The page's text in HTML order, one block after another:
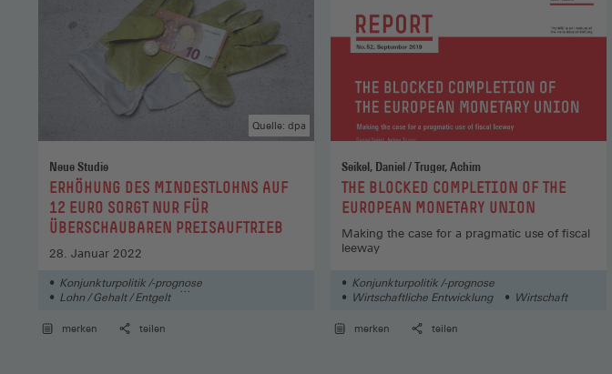
Neue Studie
:ERHÖHUNG DES MINDESTLOHNS AUF
12 EURO SORGT NUR FÜR
ÜBERSCHAUBAREN PREISAUFTRIEB
Quelle: dpa
28. Januar 2022
Konjunkturpolitik /-prognose
Lohn / Gehalt / Entgelt
merken
teilen
Seikel, Daniel / Truger, Achim
:
THE BLOCKED COMPLETION OF THE
EUROPEAN MONETARY UNION
Making the case for a pragmatic use of fiscal
leeway
Konjunkturpolitik /-prognose
Wirtschaftliche Entwicklung
Wirtschaft
merken teilen